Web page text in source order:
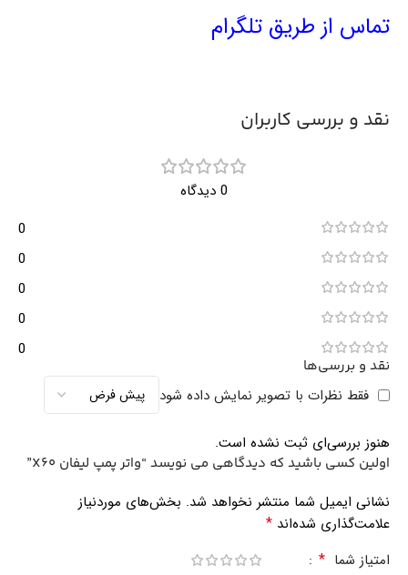
تماس از طریق تلگرام
نقد و بررسی کاربران
0 دیدگاه
0
0
0
0
0
نقد و بررسی‌ها
فقط نظرات با تصویر نمایش داده شود
هنوز بررسی‌ای ثبت نشده است.
اولین کسی باشید که دیدگاهی می نویسد “واتر پمپ ليفان X60”
نشانی ایمیل شما منتشر نخواهد شد. بخش‌های موردنیاز
علامت‌گذاری شده‌اند *
امتیاز شما *